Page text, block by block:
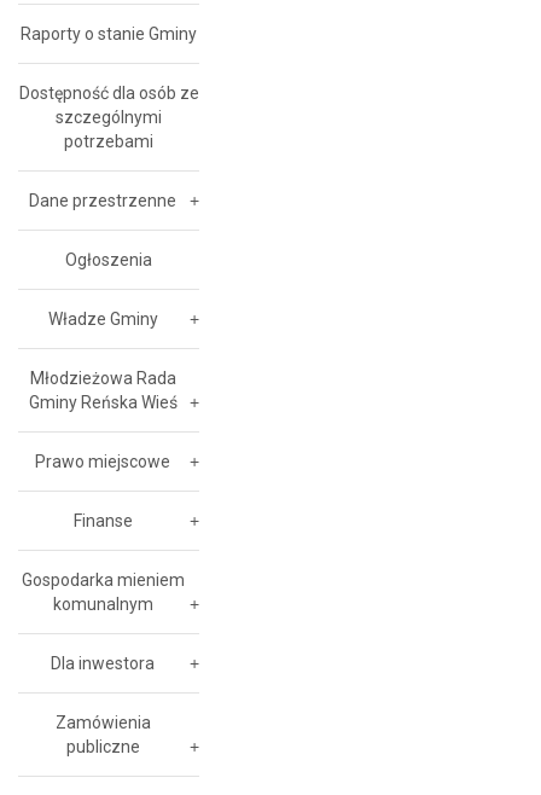
Raporty o stanie Gminy
Dostępność dla osób ze
szczególnymi
potrzebami
Dane przestrzenne
Ogłoszenia
Władze Gminy
Młodzieżowa Rada
Gminy Reńska Wieś
Prawo miejscowe
Finanse
Gospodarka mieniem
komunalnym
Dla inwestora
Zamówienia
publiczne